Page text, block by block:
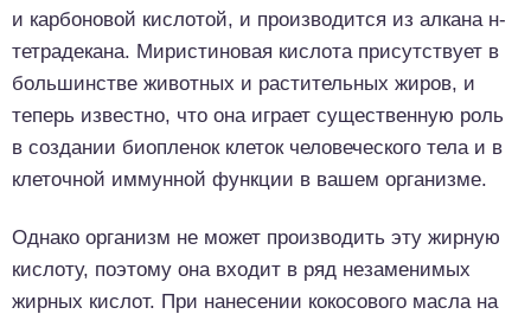
и карбоновой кислотой, и производится из алкана н-
тетрадекана. Миристиновая кислота присутствует в
большинстве животных и растительных жиров, и
теперь известно, что она играет существенную роль
в создании биопленок клеток человеческого тела и в
клеточной иммунной функции в вашем организме.
Однако организм не может производить эту жирную
кислоту, поэтому она входит в ряд незаменимых
жирных кислот. При нанесении кокосового масла на